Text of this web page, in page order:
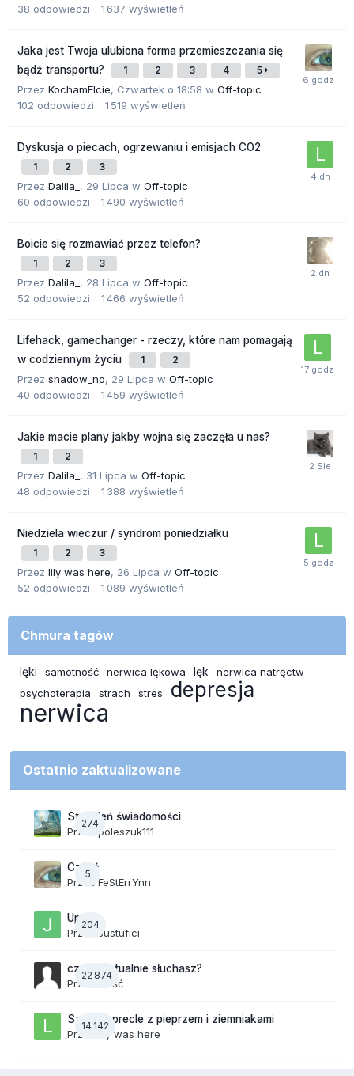
38 odpowiedzi 1 637 wyświetleń
Jaka jest Twoja ulubiona forma przemieszczania się
bądź transportu?
1 2 3 4 5
Przez KochamElcie, Czwartek o 18:58 w Off-topic
102 odpowiedzi 1 519 wyświetleń
Dyskusja o piecach, ogrzewaniu i emisjach CO2
1 2 3
Przez Dalila_ , 29 Lipca w Off-topic
60 odpowiedzi 1 490 wyświetleń
Boicie się rozmawiać przez telefon?
1 2 3
Przez Dalila_ , 28 Lipca w Off-topic
52 odpowiedzi 1 466 wyświetleń
Lifehack, gamechanger - rzeczy, które nam pomagają
w codziennym życiu
1 2
Przez shadow_no, 29 Lipca w Off-topic
40 odpowiedzi 1 459 wyświetleń
Jakie macie plany jakby wojna się zaczęła u nas?
1 2
Przez Dalila_ , 31 Lipca w Off-topic
48 odpowiedzi 1 388 wyświetleń
Niedziela wieczur / syndrom poniedziałku
1 2 3
Przez lily was here, 26 Lipca w Off-topic
52 odpowiedzi 1 089 wyświetleń
Chmura tagów
lęki samotność nerwica lękowa lęk
nerwica natręctw
psychoterapia
strach stres depresja
nerwica
Ostatnio zaktualizowane
274
Strumień świadomości
Przezpoleszuk111
5
Cześć
Przez FeStErrYnn
204
Upały
PrzezJustufici
22 874
czego aktualnie słuchasz?
Przez Gość
14 142
Szalone precle z pieprzem i ziemniakami
Przez lily was here